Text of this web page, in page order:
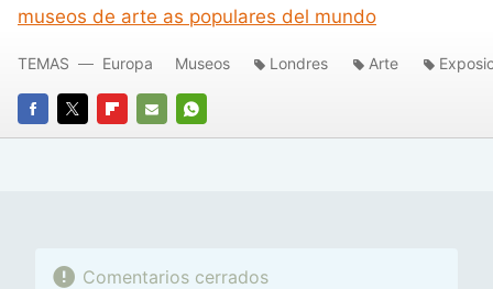
museos de arte as populares del mundo
FACEBOOK
TWITTERFLIPBOARD
E-
WHATSAPP
TEMAS Europa Museos Londres Arte
Comentarios cerrados